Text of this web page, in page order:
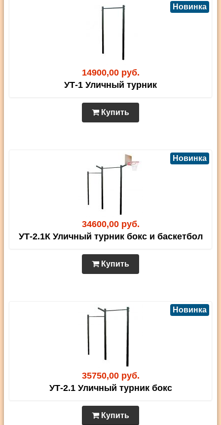
14900,00 руб.
Новинка
УТ-1 Уличный турник
Купить
34600,00 руб.
Новинка
УТ-2.1К Уличный турник бокс и баскетбол
Купить
35750,00 руб.
Новинка
УТ-2.1 Уличный турник бокс
Купить